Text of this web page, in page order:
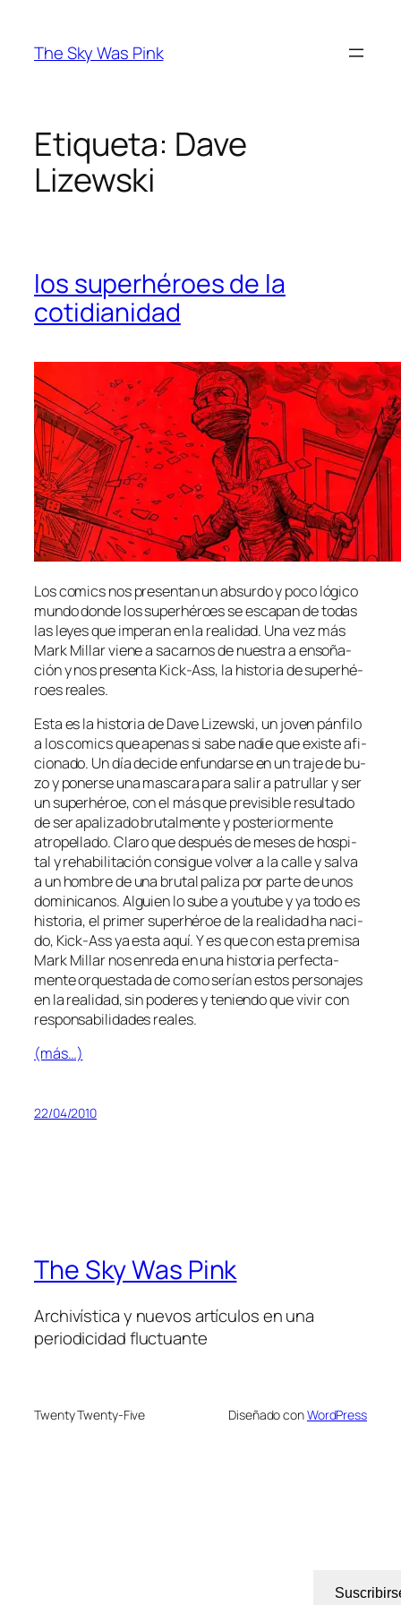
contenido
The Sky Was Pink
Etiqueta: Dave
Lizewski
los superhéroes de la
cotidianidad
Los co­mics nos pre­sen­tan un ab­sur­do y po­co ló­gi­co
mun­do don­de los su­per­hé­roes se es­ca­pan de to­das
las le­yes que im­pe­ran en la reali­dad. Una vez más
Mark Millar vie­ne a sa­car­nos de nues­tra a en­so­ña­
ción y nos pre­sen­ta Kick-Ass, la his­to­ria de su­per­hé­
roes reales.
Esta es la his­to­ria de Dave Lizewski, un jo­ven pán­fi­lo
a los co­mics que ape­nas si sa­be na­die que exis­te afi­
cio­na­do. Un día de­ci­de en­fun­dar­se en un tra­je de bu­
zo y po­ner­se una mas­ca­ra pa­ra sa­lir a pa­tru­llar y ser
un su­per­hé­roe, con el más que pre­vi­si­ble re­sul­ta­do
de ser apa­li­za­do bru­tal­men­te y pos­te­rior­men­te
atro­pe­lla­do. Claro que des­pués de me­ses de hos­pi­
tal y reha­bi­li­ta­ción con­si­gue vol­ver a la ca­lle y sal­va
a un hom­bre de una bru­tal pa­li­za por par­te de unos
do­mi­ni­ca­nos. Alguien lo sube a you­tu­be y ya to­do es
his­to­ria, el pri­mer su­per­hé­roe de la reali­dad ha na­ci­
do, Kick-Ass ya es­ta aquí. Y es que con es­ta pre­mi­sa
Mark Millar nos en­re­da en una his­to­ria per­fec­ta­
men­te or­ques­ta­da de co­mo se­rían es­tos per­so­na­jes
en la reali­dad, sin po­de­res y te­nien­do que vi­vir con
res­pon­sa­bi­li­da­des reales.
(más…)
22/04/2010
The Sky Was Pink
Archivística y nuevos artículos en una
periodicidad fluctuante
Twenty Twenty-Five Diseñado conWordPress